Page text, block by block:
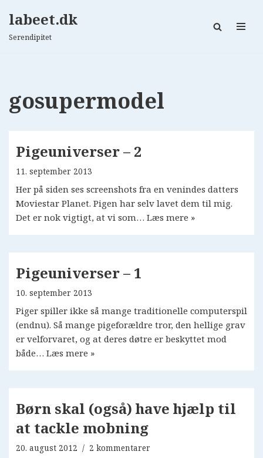
Spring
labeet.dk
Serendipitet
gosupermodel
Pigeuniverser – 2
11. september 2013
Her på siden ses screenshots fra en venindes datters
Moviestar Planet. Pigen har selv lavet dem til mig.
Det er nok vigtigt, at vi som… Læs mere »
Pigeuniverser – 1
10. september 2013
Piger spiller ikke så mange traditionelle computerspil
(endnu). Så mange pigeforældre tror, den hellige grav
er velforvaret, og at deres døtre er beskyttet mod
både… Læs mere »
Børn skal (også) have hjælp til
at tackle mobning
20. august 2012 2 kommentarer